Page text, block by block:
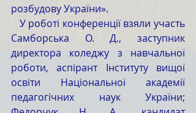
розбудову України».
Самборська О. Д., заступник
директора коледжу з навчальної
роботи, аспірант Інституту вищої
освіти Національної академії
педагогічних наук України;